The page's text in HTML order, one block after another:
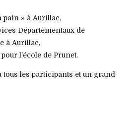
pain » à Aurillac,
Départementaux de
à Aurillac,
l’école de Prunet.
les participants et un grand